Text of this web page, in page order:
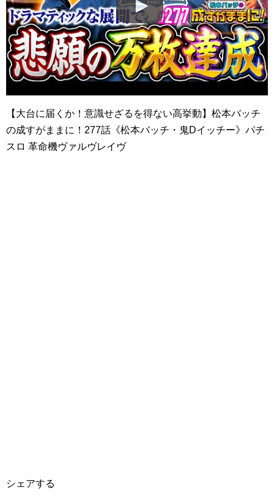
【大台に届くか！意識せざるを得ない高挙動】松本バッチ
の成すがままに！277話《松本バッチ・鬼Dイッチー》パチ
スロ 革命機ヴァルヴレイヴ
シェアする